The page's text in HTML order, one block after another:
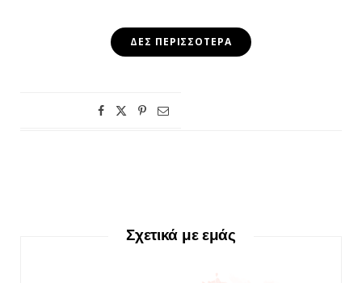
ΔΕΣ ΠΕΡΙΣΣΌΤΕΡΑ
Σχετικά με εμάς